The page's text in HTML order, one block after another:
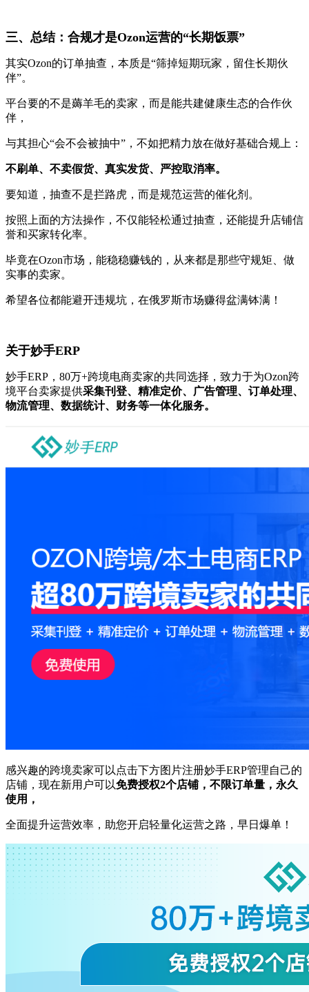
三、总结：合规才是Ozon运营的“长期饭票”
其实Ozon的订单抽查，本质是“筛掉短期玩家，留住长期伙
伴”。
平台要的不是薅羊毛的卖家，而是能共建健康生态的合作伙
伴，
与其担心“会不会被抽中”，不如把精力放在做好基础合规上：
不刷单、不卖假货、真实发货、严控取消率。
要知道，抽查不是拦路虎，而是规范运营的催化剂。
按照上面的方法操作，不仅能轻松通过抽查，还能提升店铺信
誉和买家转化率。
毕竟在Ozon市场，能稳稳赚钱的，从来都是那些守规矩、做
实事的卖家。
希望各位都能避开违规坑，在俄罗斯市场赚得盆满钵满！
关于妙手ERP
妙手ERP，80万+跨境电商卖家的共同选择，致力于为Ozon跨
境平台卖家提供采集刊登、精准定价、广告管理、订单处理、
物流管理、数据统计、财务等一体化服务。
感兴趣的跨境卖家可以点击下方图片注册妙手ERP管理自己的
店铺，现在新用户可以免费授权2个店铺，不限订单量，永久
使用，
全面提升运营效率，助您开启轻量化运营之路，早日爆单！